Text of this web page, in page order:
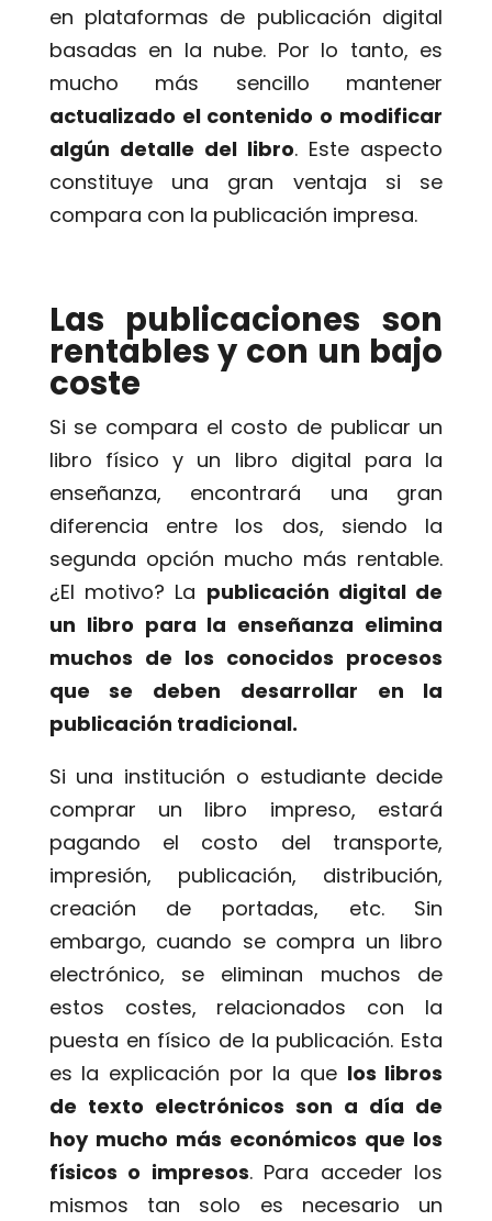
en plataformas de publicación digital
basadas en la nube. Por lo tanto, es
mucho más sencillo mantener
actualizado el contenido o modificar
algún detalle del libro. Este aspecto
constituye una gran ventaja si se
compara con la publicación impresa.
Las publicaciones son
rentables y con un bajo
coste
Si se compara el costo de publicar un
libro físico y un libro digital para la
enseñanza, encontrará una gran
diferencia entre los dos, siendo la
segunda opción mucho más rentable.
¿El motivo? La publicación digital de
un libro para la enseñanza elimina
muchos de los conocidos procesos
que se deben desarrollar en la
publicación tradicional.
Si una institución o estudiante decide
comprar un libro impreso, estará
pagando el costo del transporte,
impresión, publicación, distribución,
creación de portadas, etc. Sin
embargo, cuando se compra un libro
electrónico, se eliminan muchos de
estos costes, relacionados con la
puesta en físico de la publicación. Esta
es la explicación por la que los libros
de texto electrónicos son a día de
hoy mucho más económicos que los
físicos o impresos. Para acceder los
mismos tan solo es necesario un